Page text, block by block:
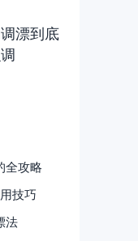
漂到底
全攻略
技巧
法